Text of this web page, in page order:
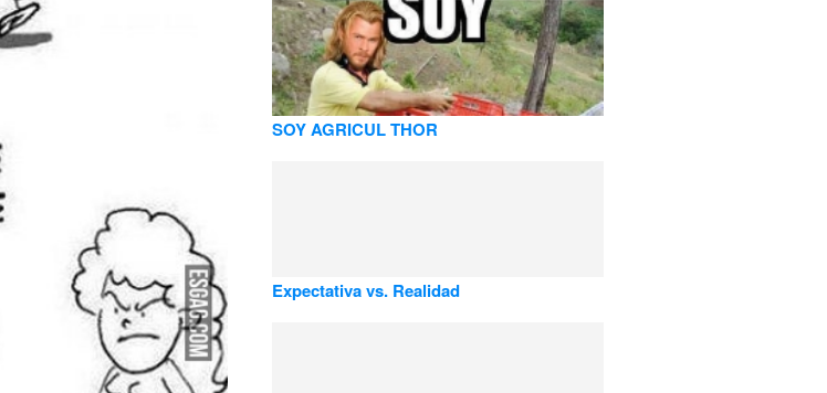
SOY AGRICUL THOR
Expectativa vs. Realidad